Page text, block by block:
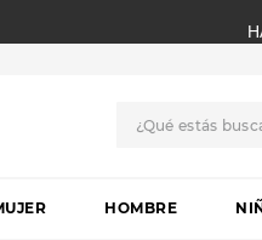
HOMBRE
1.
botas